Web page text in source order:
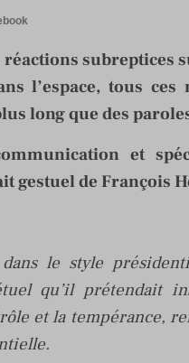
subreptices
l’espace, tous
long que des
et
gestuel de François
le style
qu’il prétendait
et la tempérance,